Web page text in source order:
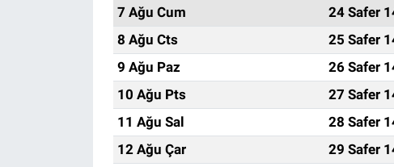
7 Ağu Cum
24 Safer
8 Ağu Cts
25 Safer
9 Ağu Paz
26 Safer
10 Ağu Pts
27 Safer
11 Ağu Sal
28 Safer
12 Ağu Çar
29 Safer